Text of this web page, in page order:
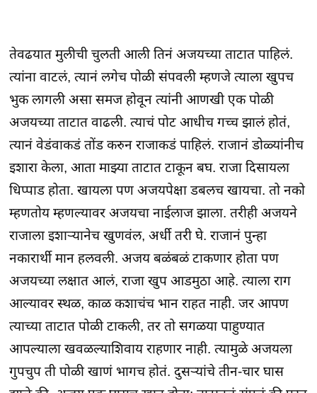
तेवढयात मुलीची चुलती आली तिनं अजयच्या ताटात पाहिलं.
त्यांना वाटलं, त्यानं लगेच पोळी संपवली म्हणजे त्याला खुपच
भुक लागली असा समज होवून त्यांनी आणखी एक पोळी
अजयच्या ताटात वाढली. त्याचं पोट आधीच गच्च झालं होतं,
त्यानं वेडंवाकडं तोंड करुन राजाकडं पाहिलं. राजानं डोळ्यांनीच
इशारा केला, आता माझ्या ताटात टाकून बघ. राजा दिसायला
धिप्पाड होता. खायला पण अजयपेक्षा डबलच खायचा. तो नको
म्हणतोय म्हणल्यावर अजयचा नाईलाज झाला. तरीही अजयने
राजाला इशाऱ्यानेच खुणवंल, अर्धी तरी घे. राजानं पुन्हा
नकारार्थी मान हलवली. अजय बळंबळं टाकणार होता पण
अजयच्या लक्षात आलं, राजा खुप आडमुठा आहे. त्याला राग
आल्यावर स्थळ, काळ कशाचंच भान राहत नाही. जर आपण
त्याच्या ताटात पोळी टाकली, तर तो सगळया पाहुण्यात
आपल्याला खवळल्याशिवाय राहणार नाही. त्यामुळे अजयला
गुपचुप ती पोळी खाणं भागच होतं. दुसऱ्यांचे तीन-चार घास